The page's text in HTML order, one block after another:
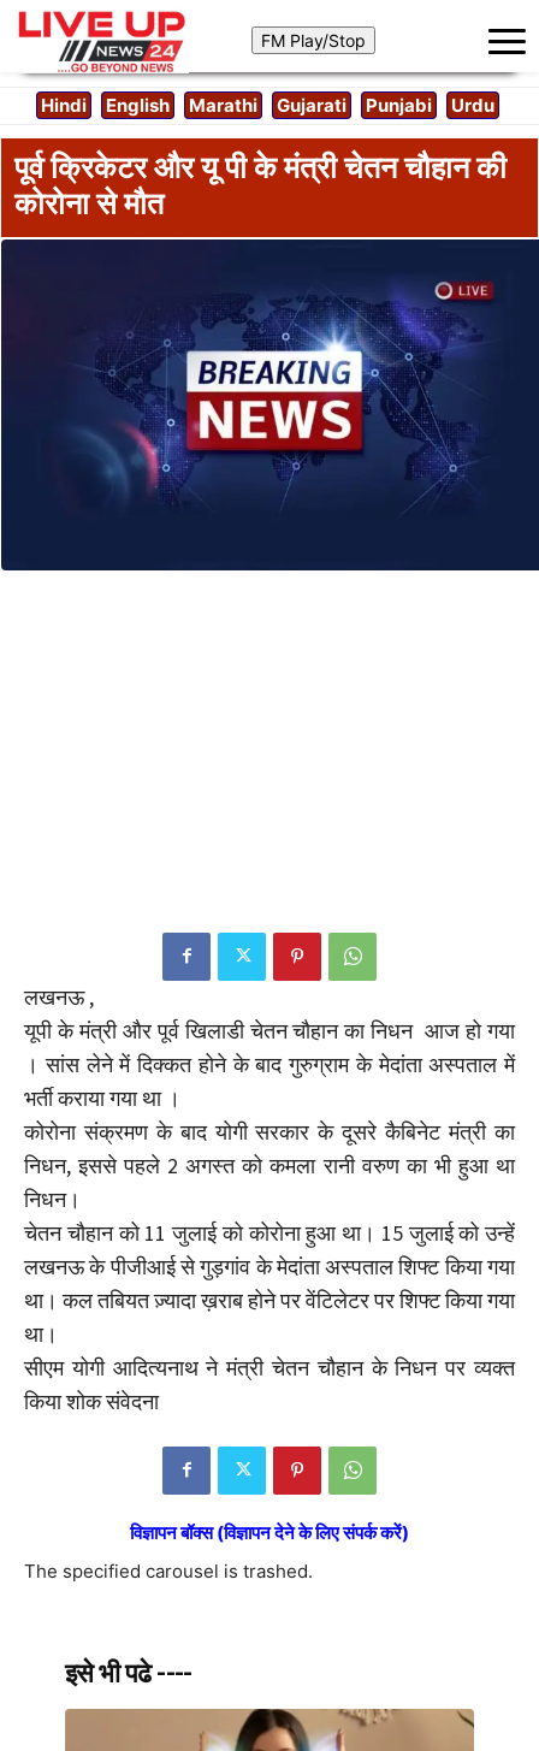
Hindi English Marathi Gujarati Punjabi Urdu
पूर्व क्रिकेटर और यू पी के मंत्री चेतन चौहान की
कोरोना से मौत
लखनऊ ,
यूपी के मंत्री और पूर्व खिलाडी चेतन चौहान का निधन आज हो गया
। सांस लेने में दिक्कत होने के बाद गुरुग्राम के मेदांता अस्पताल में
भर्ती कराया गया था ।
कोरोना संक्रमण के बाद योगी सरकार के दूसरे कैबिनेट मंत्री का
निधन, इससे पहले 2 अगस्त को कमला रानी वरुण का भी हुआ था
निधन।
चेतन चौहान को 11 जुलाई को कोरोना हुआ था। 15 जुलाई को उन्हें
लखनऊ के पीजीआई से गुड़गांव के मेदांता अस्पताल शिफ्ट किया गया
था। कल तबियत ज़्यादा ख़राब होने पर वेंटिलेटर पर शिफ्ट किया गया
था।
सीएम योगी आदित्यनाथ ने मंत्री चेतन चौहान के निधन पर व्यक्त
किया शोक संवेदना
विज्ञापन बॉक्स (विज्ञापन देने के लिए संपर्क करें)
The specified carousel is trashed.
इसे भी पढे ----